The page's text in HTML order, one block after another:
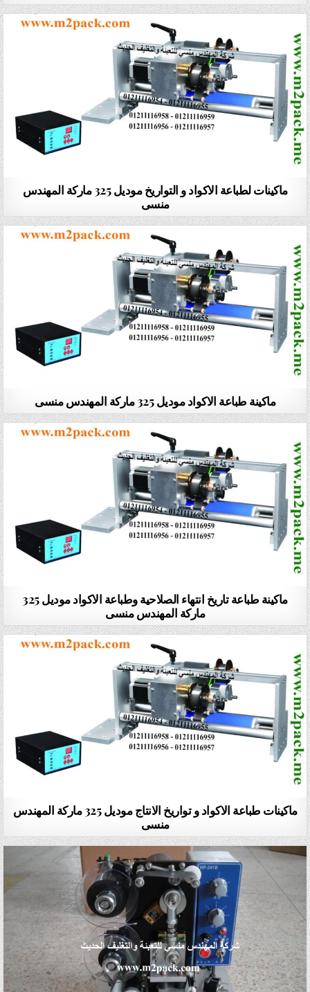
ماكينات لطباعة الاكواد و التواريخ موديل 325 ماركة المهندس
منسى
ماكينة طباعة الاكواد موديل 325 ماركة المهندس منسى
ماكينة طباعة تاريخ انتهاء الصلاحية وطباعة الاكواد موديل 325
ماركة المهندس منسى
ماكينات طباعة الاكواد و تواريخ الانتاج موديل 325 ماركة المهندس
منسى